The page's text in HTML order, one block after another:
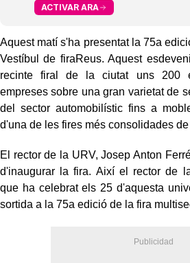
ACTIVAR ARA
Aquest matí s'ha presentat la 75a
Vestíbul de firaReus. Aquest
recinte firal de la ciutat uns 200
empreses sobre una gran varietat de
del sector automobilístic fins a
d'una de les fires més consolidades
El rector de la URV, Josep Anton
d'inaugurar la fira. Així el rector de
que ha celebrat els 25 d'aquesta
sortida a la 75a edició de la fira